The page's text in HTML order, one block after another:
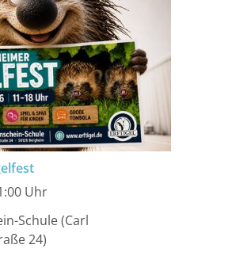
Uhr
Schule (Carl
24)